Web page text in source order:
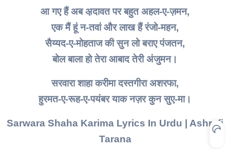
आ गए हैं अब अ़दावत पर बहुत अहल-ए-ज़मन,
एक मैं हूं न-तवां और लाख हैं रंजो-महन,
सैय्यद-ए-मोहताज की सुन लो बराए पंजतन,
बोल बाला हो तेरा आबाद तेरी अंजुमन।
सरवारा शाहा करीमा दस्तगीरा अशरफा,
हुरमत-ए-रूह-ए-पयंबर याक नज़र कुन सुए-मा।
Sarwara Shaha Karima Lyrics In Urdu | Ashrafi
Tarana